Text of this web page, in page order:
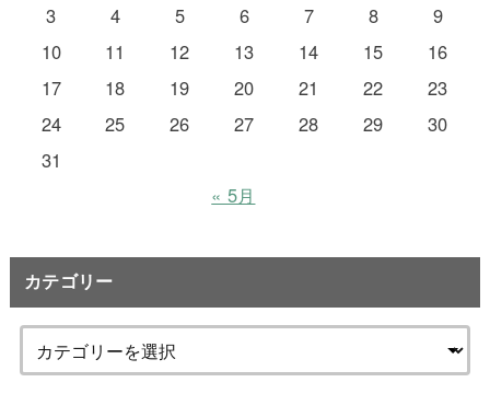
3
4 5 6 7 8
9
10
11 12 13 14 15
16
17
18 19 20 21 22
23
24
25 26 27 28 29
30
31
« 5月
カテゴリー